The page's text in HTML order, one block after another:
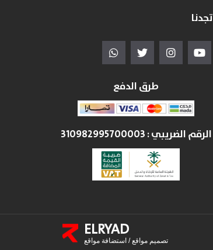
تجدنا
طرق الدفع
الرقم الضريبي :310982995700003
ELRYADتصميم مواقع/ استضافة مواقع